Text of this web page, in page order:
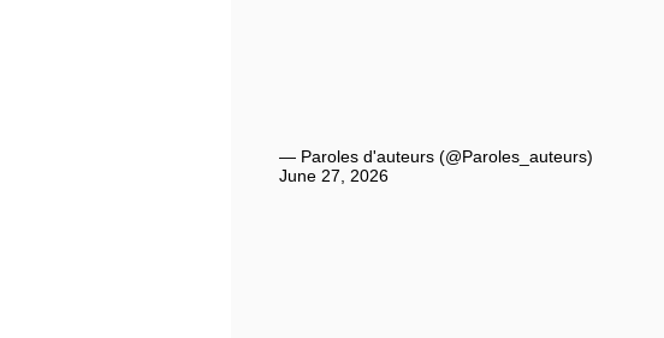
— Paroles d'auteurs (@Paroles_auteurs)
June 27, 2026